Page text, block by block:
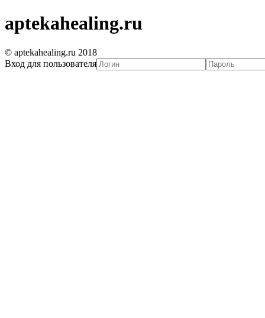
aptekahealing.ru
© aptekahealing.ru 2018
Вход для пользователя